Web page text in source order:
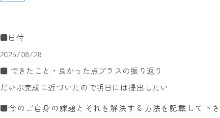
■日付
2025/08/28
■ できたこと・良かった点プラスの振り返り
だいぶ完成に近づいたので明日には提出したい
■今のご自身の課題とそれを解決する方法を記載して下さ